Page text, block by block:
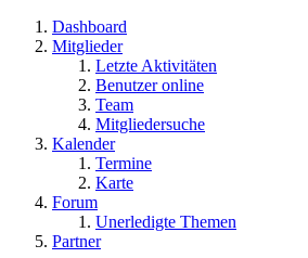
Dashboard
Mitglieder
Letzte Aktivitäten
Benutzer online
Team
Mitgliedersuche
Kalender
Termine
Karte
Forum
Unerledigte Themen
Partner